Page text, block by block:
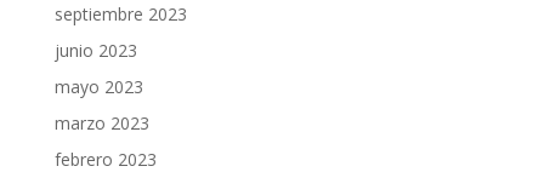
septiembre 2023
junio 2023
mayo 2023
marzo 2023
febrero 2023